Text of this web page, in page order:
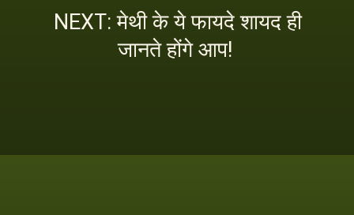
NEXT: मेथी के ये फायदे शायद ही
जानते होंगे आप!